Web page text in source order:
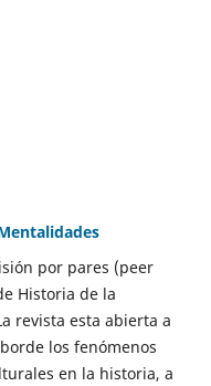
por pares (peer
Historia de la
revista esta abierta a
los fenómenos
en la historia, a